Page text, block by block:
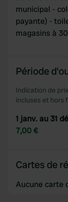
municipal -
payante) -
magasins à
Période
Indication de
incluses et hors
1 janv. au 31
7,00 €
Cartes de
Aucune carte